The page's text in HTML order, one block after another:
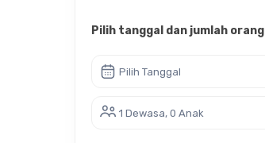
Pilih tanggal dan jumlah orang
Pilih Tanggal
1 Dewasa, 0 Anak